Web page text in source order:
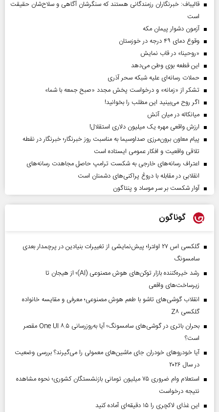
قالیباف: خبرنگاران رزمندگانی هستند که سنگرشان آگاهی و سلاح‌شان حقیقت
است
آزمون دشوار پیمان مکه
وقوع دمای ۴۹ درجه در خوزستان
«روحینا» در قاب نمایش
این قطعه بوی وطن می‌دهد
حملات رسانه‌ای علیه شبکه سحر آذری
تشکر از «زمانه» و درخواست پخش مجدد «صبح جمعه با شما»
اگر روح می‌بینید این مطلب را بخوانید!
میانکاله در میان آتش
ارزش واقعی مهره یک میلیون دلاری استقلال!
پیام معاون برون‌مرزی صداوسیما به مناسبت روز خبرنگار؛ خبرنگار در نقطه
تلاقی واقعیت و افکار عمومی ایستاده است
اعتراف رسانه‌های خارجی به شکست ترامپ حاصل مجاهدت رسانه‌های
انقلابی در مقابله با دروغ پراکنی‌های دشمنان است
آوار شکست بر سر موساد و پنتاگون
گوناگون
گلکسی اس ۲۷ اولترا؛ پیش‌نمایشی از تغییرات بنیادین در پرچمدار بعدی
سامسونگ
رشد خیره‌کننده بازار توکن‌های هوش مصنوعی (AI)؛ از هیجان تا
زیرساخت‌های واقعی
انقلاب گوشی‌های تاشو‌ با طعم هوش مصنوعی؛ معرفی و مقایسه خانواده
گلکسی Z۸
بحران باتری در گوشی‌های سامسونگ؛ آیا به‌روزرسانی One UI ۸.۵ مقصر
است؟
آیا خودروهای خودران جای ماشین‌های معمولی را می‌گیرند؟ بررسی وضعیت
در سال ۲۰۲۶
استعلام وام ضروری ۷۵ میلیون تومانی بازنشستگان کشوری؛ نحوه مشاهده
نتیجه درخواست
این غذای لاکچری را ۱۵ دقیقه‌ای آماده کنید